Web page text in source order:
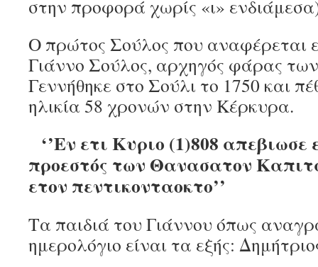
στην προφορά χωρίς «ι»
Ο πρώτος Σούλος που αναφέρεται
Γιάννο Σούλος, αρχηγός φάρας
Γεννήθηκε στο Σούλι το 1750 και
ηλικία 58 χρονών στην Κέρκυρα.
‘’Εν ετι Κυριο (1)808 απεβιωσε
προεστός των Θανασατον
ετον πεντικονταοκτο’’
Τα παιδιά του Γιάννου όπως
ημερολόγιο είναι τα εξής: